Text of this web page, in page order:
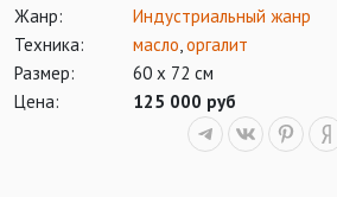
Жанр:
Индустриальный жанр
Техника:
масло оргалит
Размер:
60 х 72 см
Цена:
125 000 руб